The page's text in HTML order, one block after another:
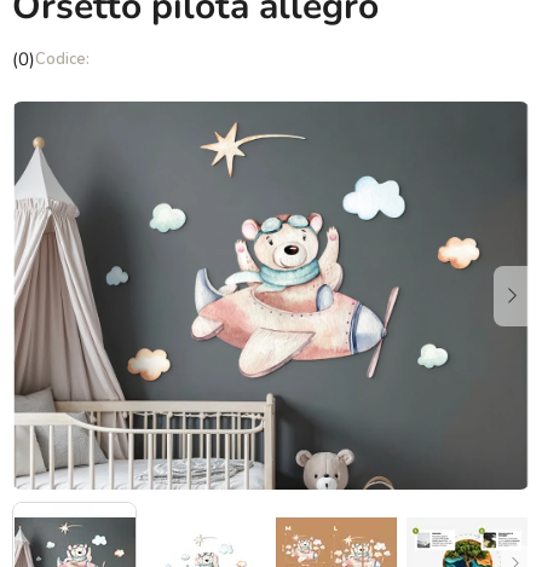
La
media
prodotto
è
0,0
su
5
stelle.
(0)